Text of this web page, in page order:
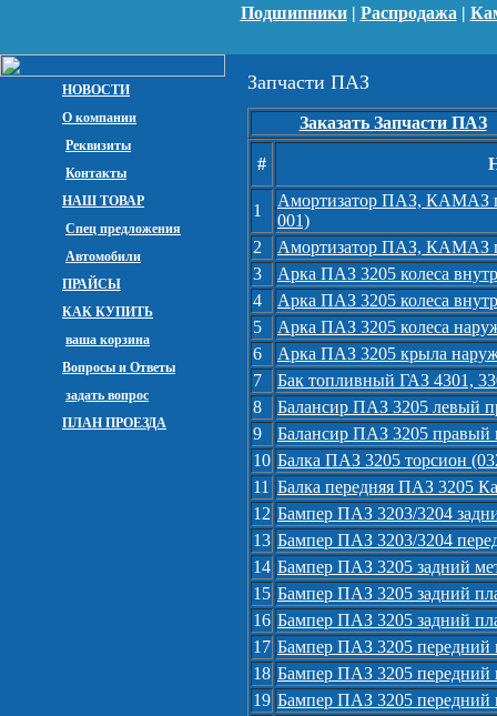
Подшипники| Распродажа |
НОВОСТИ
О компании
Реквизиты
Контакты
НАШ ТОВАР
Спец предложения
Автомобили
ПРАЙСЫ
КАК КУПИТЬ
ваша корзина
Вопросы и Ответы
задать вопрос
ПЛАН ПРОЕЗДА
Запчасти ПАЗ
Заказать Запчасти ПАЗ
#
1
Амортизатор ПАЗ, КАМАЗ
001)
2
Амортизатор ПАЗ, КАМАЗ
3
Арка ПАЗ 3205 колеса
4
Арка ПАЗ 3205 колеса
5
Арка ПАЗ 3205 колеса
6
Арка ПАЗ 3205 крыла
7
Бак топливный ГАЗ 4301,
8
Балансир ПАЗ 3205 левый
9
Балансир ПАЗ 3205 правый
10 Балка ПАЗ 3205 торсион
11 Балка передняя ПАЗ 3205
12 Бампер ПАЗ 3203/3204
13 Бампер ПАЗ 3203/3204
14 Бампер ПАЗ 3205 задний
15 Бампер ПАЗ 3205 задний
16 Бампер ПАЗ 3205 задний
17 Бампер ПАЗ 3205 передний
18 Бампер ПАЗ 3205 передний
19 Бампер ПАЗ 3205 передний